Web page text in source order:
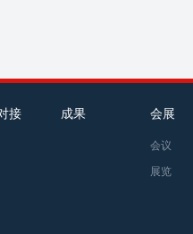
接 成果 会展
会议
展览